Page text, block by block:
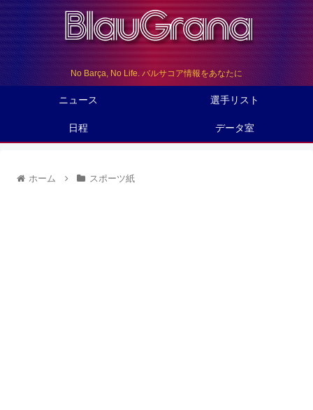
No Barça, No Life. バルサコア情報をあなたに
ニュース 選手リスト
日程 データ室
ホーム スポーツ紙